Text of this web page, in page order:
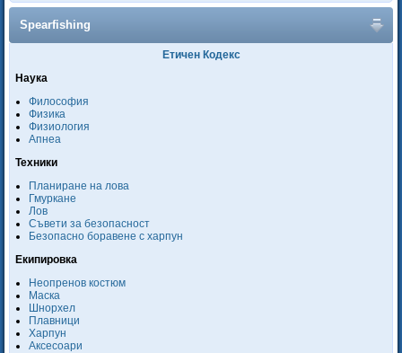
Spearfishing
Етичен Кодекс
Наука
Философия
Физика
Физиология
Апнеа
Техники
Планиране на лова
Гмуркане
Лов
Съвети за безопасност
Безопасно боравене с харпун
Екипировка
Неопренов костюм
Маска
Шнорхел
Плавници
Харпун
Аксесоари